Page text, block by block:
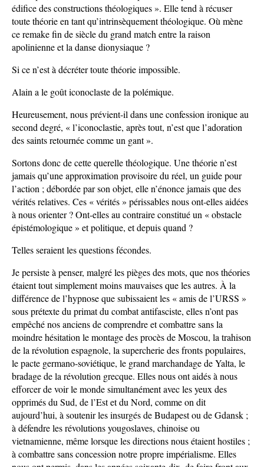
édifice des constructions théologiques ». Elle tend à récuser
toute théorie en tant qu’intrinsèquement théologique. Où mène
ce remake fin de siècle du grand match entre la raison
apolinienne et la danse dionysiaque ?
Si ce n’est à décréter toute théorie impossible.
Alain a le goût iconoclaste de la polémique.
Heureusement, nous prévient-il dans une confession ironique au
second degré, « l’iconoclastie, après tout, n’est que l’adoration
des saints retournée comme un gant ».
Sortons donc de cette querelle théologique. Une théorie n’est
jamais qu’une approximation provisoire du réel, un guide pour
l’action ; débordée par son objet, elle n’énonce jamais que des
vérités relatives. Ces « vérités » périssables nous ont-elles aidées
à nous orienter ? Ont-elles au contraire constitué un « obstacle
épistémologique » et politique, et depuis quand ?
Telles seraient les questions fécondes.
Je persiste à penser, malgré les pièges des mots, que nos théories
étaient tout simplement moins mauvaises que les autres. À la
différence de l’hypnose que subissaient les « amis de l’URSS »
sous prétexte du primat du combat antifasciste, elles n’ont pas
empêché nos anciens de comprendre et combattre sans la
moindre hésitation le montage des procès de Moscou, la trahison
de la révolution espagnole, la supercherie des fronts populaires,
le pacte germano-soviétique, le grand marchandage de Yalta, le
bradage de la révolution grecque. Elles nous ont aidés à nous
efforcer de voir le monde simultanément avec les yeux des
opprimés du Sud, de l’Est et du Nord, comme on dit
aujourd’hui, à soutenir les insurgés de Budapest ou de Gdansk ;
à défendre les révolutions yougoslaves, chinoise ou
vietnamienne, même lorsque les directions nous étaient hostiles ;
à combattre sans concession notre propre impérialisme. Elles